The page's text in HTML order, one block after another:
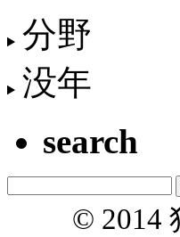
分野
没年
search
© 2014